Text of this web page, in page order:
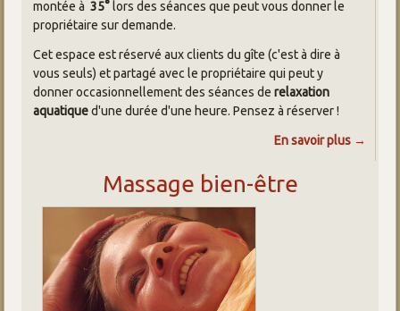
montée à35° lors des séances que peut vous donner le
propriétaire sur demande.
Cet espace est réservé aux clients du gîte (c'est à dire à
vous seuls) et partagé avec le propriétaire qui peut y
donner occasionnellement des séances derelaxation
aquatiqued'une durée d'une heure. Pensez à réserver !
En savoir plus →
Massage bien-être